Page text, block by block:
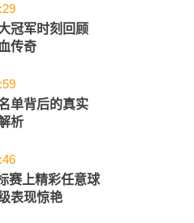
冠军时刻回顾
传奇
单背后的真实
析
赛上精彩任意球
表现惊艳